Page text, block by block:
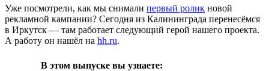
Уже посмотрели, как мы снимали первый ролик новой
рекламной кампании? Сегодня из Калининграда перенесёмся
в Иркутск — там работает следующий герой нашего проекта.
А работу он нашёл на hh.ru.
В этом выпуске вы узнаете: